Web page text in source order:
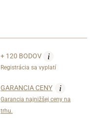
+ 120 BODOV i
Registrácia sa vyplatí
GARANCIA CENY i
Garancia najnižšej ceny na
trhu.